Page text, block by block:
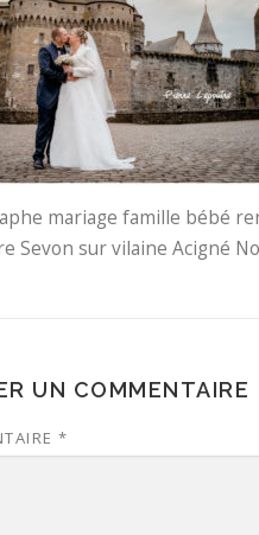
mariage famille bébé
Sevon sur vilaine Acigné
UN COMMENTAIRE
*